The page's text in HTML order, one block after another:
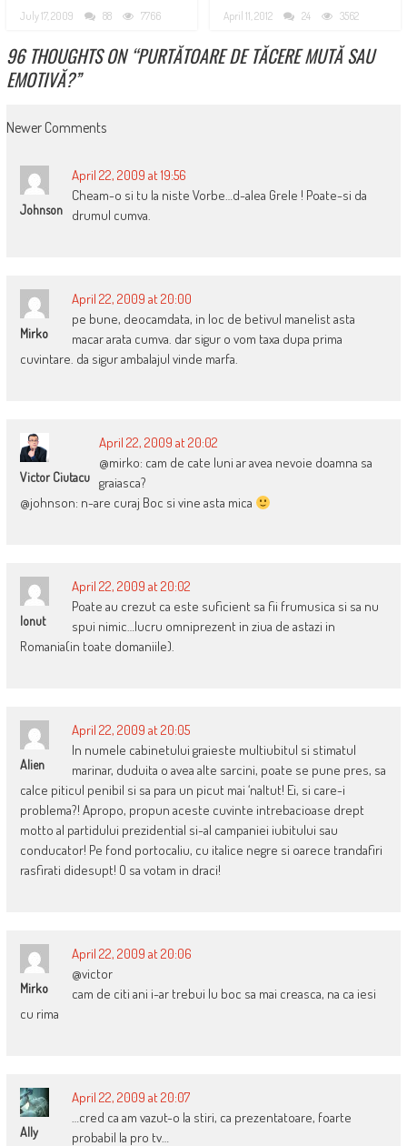
July 17, 2009 88 7766 April 11, 2012 24 3562
96 THOUGHTS ON “PURTĂTOARE DE TĂCERE MUTĂ SAU
EMOTIVĂ?”
COMMENT
NAVIGATION
Newer Comments
Johnson
April 22, 2009 at 19:56
Cheam-o si tu la niste Vorbe…d-alea Grele ! Poate-si da
drumul cumva.
Mirko
April 22, 2009 at 20:00
pe bune, deocamdata, in loc de betivul manelist asta
macar arata cumva. dar sigur o vom taxa dupa prima
cuvintare. da sigur ambalajul vinde marfa.
Victor Ciutacu
April 22, 2009 at 20:02
@mirko: cam de cate luni ar avea nevoie doamna sa
graiasca?
@johnson: n-are curaj Boc si vine asta mica
Ionut
April 22, 2009 at 20:02
Poate au crezut ca este suficient sa fii frumusica si sa nu
spui nimic…lucru omniprezent in ziua de astazi in
Romania(in toate domaniile).
Alien
April 22, 2009 at 20:05
In numele cabinetului graieste multiubitul si stimatul
marinar, duduita o avea alte sarcini, poate se pune pres, sa
calce piticul penibil si sa para un picut mai ‘naltut! Ei, si care-i
problema?! Apropo, propun aceste cuvinte intrebacioase drept
motto al partidului prezidential si-al campaniei iubitului sau
conducator! Pe fond portocaliu, cu italice negre si oarece trandafiri
rasfirati didesupt! O sa votam in draci!
Mirko
April 22, 2009 at 20:06
@victor
cam de citi ani i-ar trebui lu boc sa mai creasca, na ca iesi
cu rima
Ally
April 22, 2009 at 20:07
…cred ca am vazut-o la stiri, ca prezentatoare, foarte
probabil la pro tv…